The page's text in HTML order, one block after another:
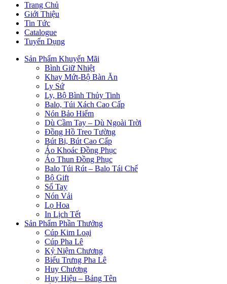
Trang Chủ
Giới Thiệu
Tin Tức
Catalogue
Tuyển Dụng
Sản Phẩm Khuyến Mãi
Bình Giữ Nhiệt
Khay Mứt-Bộ Bàn Ăn
Ly Sứ
Ly, Bộ Bình Thủy Tinh
Balo, Túi Xách Cao Cấp
Nón Bảo Hiểm
Dù Cầm Tay – Dù Ngoài Trời
Đồng Hồ Treo Tường
Bút Bi, Bút Cao Cấp
Áo Khoác Đồng Phục
Áo Thun Đồng Phục
Balo Túi Rút – Balo Tái Chế
Bộ Gift
Sổ Tay
Nón Vải
Lọ Hoa
In Lịch Tết
Sản Phẩm Phần Thưởng
Cúp Kim Loại
Cúp Pha Lê
Kỷ Niệm Chương
Biểu Trưng Pha Lê
Huy Chương
Huy Hiệu – Bảng Tên